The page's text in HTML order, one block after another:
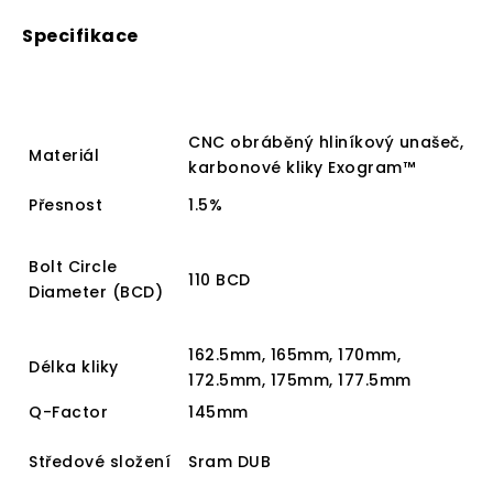
Specifikace
Materiál
CNC obráběný hliníkový unašeč,
karbonové kliky Exogram™
Přesnost
1.5%
Bolt Circle
Diameter (BCD)
110 BCD
Délka kliky
162.5mm, 165mm, 170mm,
172.5mm, 175mm, 177.5mm
Q-Factor
145mm
Středové složení Sram DUB